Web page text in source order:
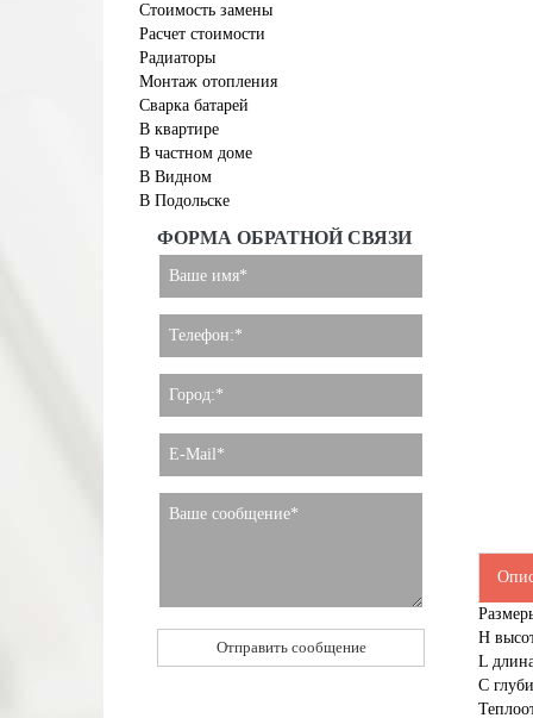
Стоимость замены
Расчет стоимости
Радиаторы
Монтаж отопления
Сварка батарей
В квартире
В частном доме
В Видном
В Подольске
ФОРМА ОБРАТНОЙ СВЯЗИ
H
L
С